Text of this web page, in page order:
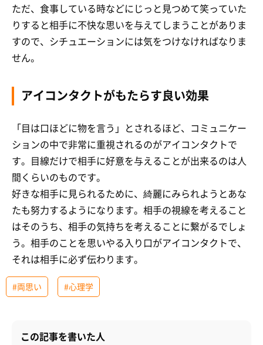
ただ、食事している時などにじっと見つめて笑っていた
りすると相手に不快な思いを与えてしまうことがありま
すので、シチュエーションには気をつけなければなりま
せん。
アイコンタクトがもたらす良い効果
「目は口ほどに物を言う」とされるほど、コミュニケー
ションの中で非常に重視されるのがアイコンタクトで
す。目線だけで相手に好意を与えることが出来るのは人
間くらいのものです。
好きな相手に見られるために、綺麗にみられようとあな
たも努力するようになります。相手の視線を考えること
はそのうち、相手の気持ちを考えることに繋がるでしょ
う。相手のことを思いやる入り口がアイコンタクトで、
それは相手に必ず伝わります。
#両思い #心理学
この記事を書いた人